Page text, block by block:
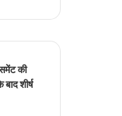
की
शीर्ष